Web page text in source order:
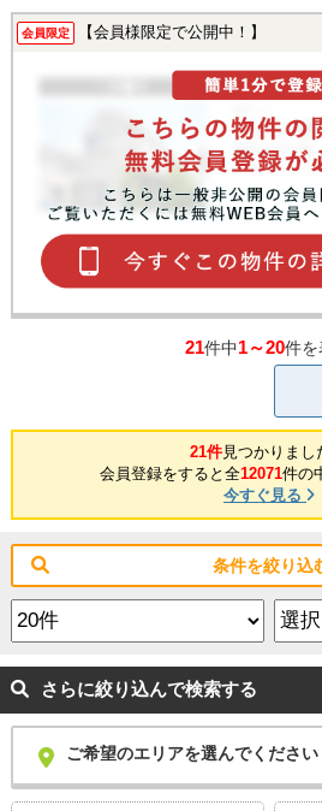
会員限定 【会員様限定で公開中！】
21件中1～20件
21件見つかりまし
会員登録をすると全12071件の
今すぐ見る
条件を絞り込
さらに絞り込んで検索する
ご希望のエリアを選んでください